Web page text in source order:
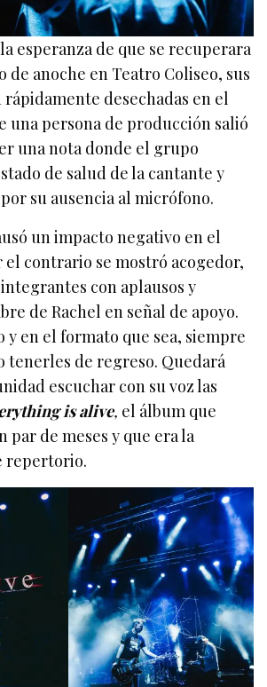
esperanza de que se recuperara
de anoche en Teatro Coliseo, sus
desechadas en el
una persona de producción salió
una nota donde el grupo
de salud de la cantante y
su ausencia al micrófono.
un impacto negativo en el
contrario se mostró acogedor,
con aplausos y
de Rachel en señal de apoyo.
y en el formato que sea, siempre
tenerles de regreso. Quedará
escuchar con su voz las
is alive, el álbum que
par de meses y que era la
repertorio.